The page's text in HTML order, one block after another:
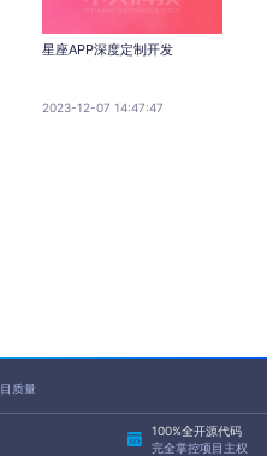
星座APP深度定制开发
2023-12-07 14:47:47
质量
100%全开源代码
完全掌控项目主权